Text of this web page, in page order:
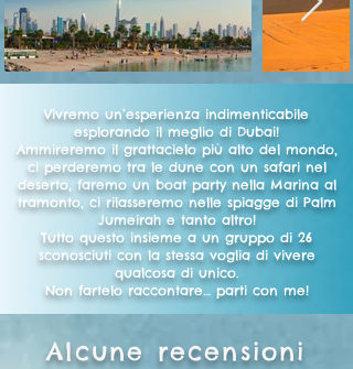
Vivremo un’esperienza indimenticabile
esplorando il meglio di Dubai!
Ammireremo il grattacielo più alto del mondo,
ci perderemo tra le dune con un safari nel
deserto, faremo un boat party nella Marina al
tramonto, ci rilasseremo nelle spiagge di Palm
Jumeirah e tanto altro!
Tutto questo insieme a un gruppo di 26
sconosciuti con la stessa voglia di vivere
qualcosa di unico.
Non fartelo raccontare… parti con me!
Alcune recensioni